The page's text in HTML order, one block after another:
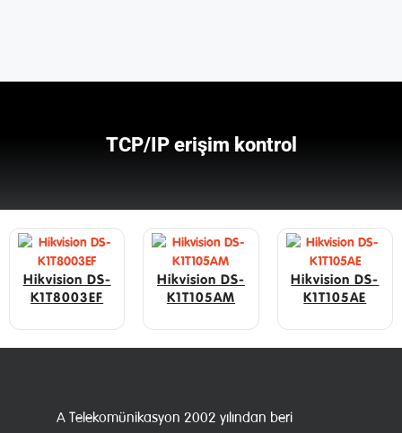
TCP/IP erişim kontrol
Hikvision DS-
K1T8003EF
Hikvision DS-
K1T105AM
Hikvision DS-
K1T105AE
A Telekomünikasyon 2002 yılından beri